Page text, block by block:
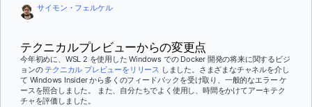
サインイン
サイモン・フェルケル
テクニカルプレビューからの変更点
今年初めに、WSL 2 を使用した Windows での Docker 開発の将来に関するビジ
ョンのテクニカル プレビューをリリース しました。さまざまなチャネルを介し
て Windows Insider から多くのフィードバックを受け取り、一般的なエラー ケ
ースを照合しました。 また、自分たちでよく使用し、時間をかけてアーキテク
チャを評価しました。